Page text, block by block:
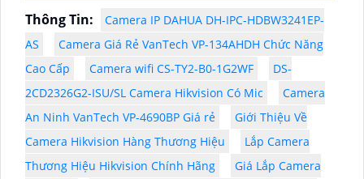
Thông Tin:
Camera IP DAHUA DH-IPC-HDBW3241EP-
AS
Camera Giá Rẻ VanTech VP-134AHDH Chức Năng
Cao Cấp
Camera wifi CS-TY2-B0-1G2WF
DS-
2CD2326G2-ISU/SL Camera Hikvision Có Mic
Camera
An Ninh VanTech VP-4690BP Giá rẻ
Giới Thiệu Về
Camera Hikvision Hàng Thương Hiệu
Lắp Camera
Thương Hiệu Hikvision Chính Hãng
Giá Lắp Camera